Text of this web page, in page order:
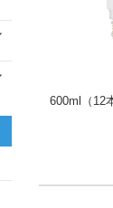
600ml（12